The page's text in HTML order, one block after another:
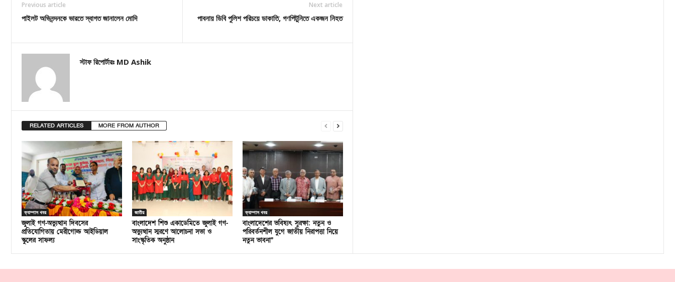
Previous article
পাইলট অভিনন্দনকে ভারতে স্বাগত জানালেন মোদি
Next article
পাবনায় ডিবি পুলিশ পরিচয়ে ডাকাতি, গণপিটুনিতে একজন নিহত
স্টাফ রিপোর্টারঃ MD Ashik
RELATED ARTICLES MORE FROM AUTHOR
ক্যাম্পাস খবর
জুলাই গণ-অভ্যুত্থান দিবসের
প্রতিযোগিতায় মেরীগোল্ড আইডিয়াল
স্কুলের সাফল্য
জাতীয়
বাংলাদেশ শিশু একাডেমিতে জুলাই গণ-
অভ্যুত্থান স্মরণে আলোচনা সভা ও
সাংস্কৃতিক অনুষ্ঠান
ক্যাম্পাস খবর
বাংলাদেশের ভবিষ্যৎ সুরক্ষা: নতুন ও
পরিবর্তনশীল যুগে জাতীয় নিরাপত্তা নিয়ে
নতুন ভাবনা”